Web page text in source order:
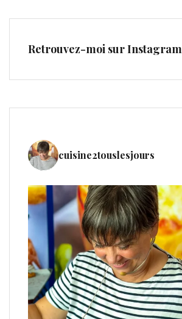
Retrouvez-moi sur Instagram
cuisine2touslesjours